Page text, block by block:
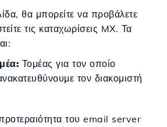
θα μπορείτε να προβάλετε
τις καταχωρίσεις MX. Τα
Τομέας για τον οποίο
τον διακομιστή
του email server